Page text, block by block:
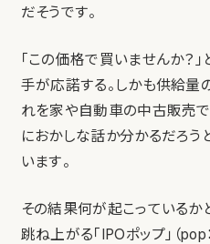
だそうです。
「この価格で買いませんか？
手が応諾する。しかも供給量
れを家や自動車の中古販売
におかしな話か分かるだろう
います。
その結果何が起こっているか
跳ね上がる「IPOポップ」（pop